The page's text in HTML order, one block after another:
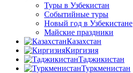
Туры в Узбекистан
Событийные туры
Новый год в Узбекистане
Майские праздники
Казахстан
Киргизия
Таджикистан
Туркменистан